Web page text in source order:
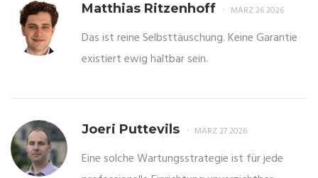
Matthias Ritzenhoff MÄRZ 26 2026
Das ist reine Selbsttäuschung. Keine Garantie
existiert ewig haltbar sein.
Joeri Puttevils MÄRZ 27 2026
Eine solche Wartungsstrategie ist für jede